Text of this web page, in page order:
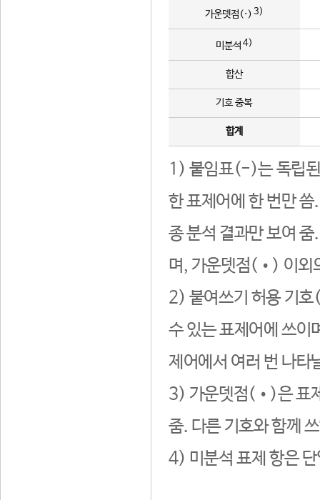
가운뎃점(·) 3)
미분석 4)
합산
기호 중복
합계
1) 붙임표(-)는 독립된
한 표제어에 한 번만
종 분석 결과만 보여
며, 가운뎃점(•) 이외
2) 붙여쓰기 허용 기호
수 있는 표제어에 쓰이
제어에서 여러 번 나타
3) 가운뎃점(•)은 표
줌. 다른 기호와 함께
4) 미분석 표제 항은